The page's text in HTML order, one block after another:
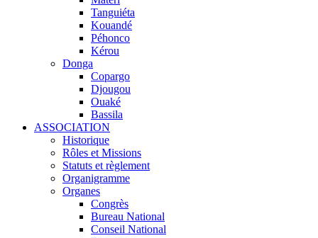
Tanguiéta
Kouandé
Péhonco
Kérou
Donga
Copargo
Djougou
Ouaké
Bassila
ASSOCIATION
Historique
Rôles et Missions
Statuts et règlement
Organigramme
Organes
Congrès
Bureau National
Conseil National